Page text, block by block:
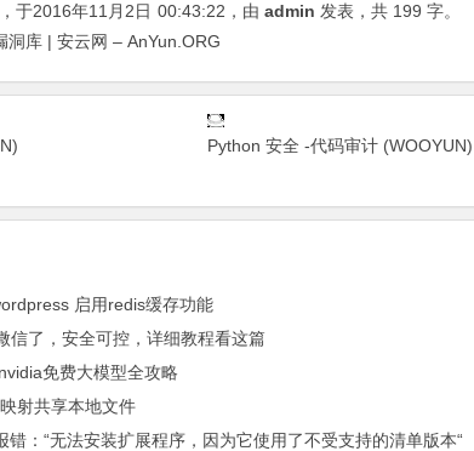
于2016年11月2日 00:43:22 ，由 admin 发表，共 199 字。
洞库 | 安云网 – AnYun.ORG
Python 安全 -代码审计 (WOOYUN)
启用redis缓存功能
信了，安全可控，详细教程看这篇
免费大模型全攻略
射共享本地文件
：“无法安装扩展程序，因为它使用了不受支持的清单版本“